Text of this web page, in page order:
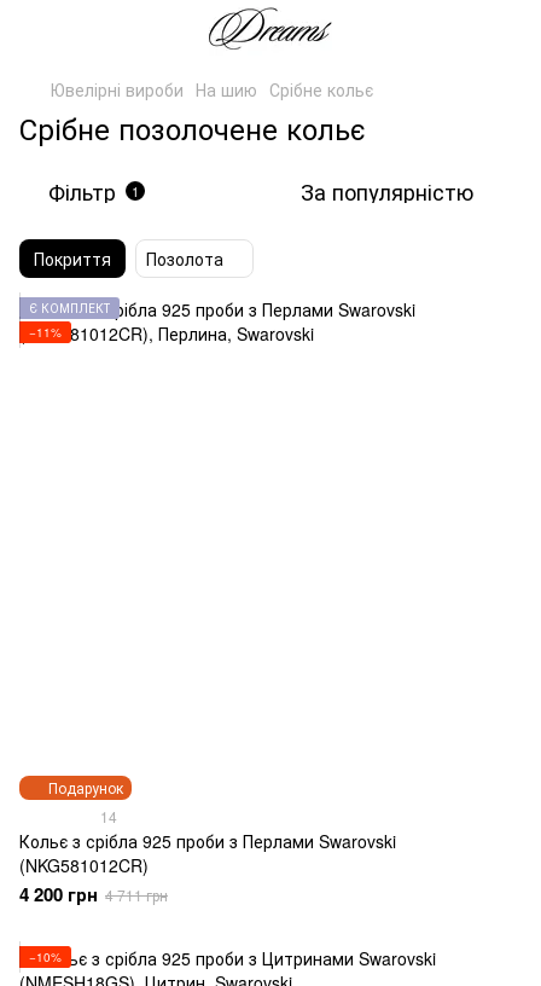
Ювелірні вироби На шию Срібне кольє
Срібне позолочене кольє
Фільтр 1 За популярністю
Покриття Позолота
Подарунок
Є КОМПЛЕКТ
−11%
14
Кольє з срібла 925 проби з Перлами Swarovski
(NKG581012CR)
4 200 грн 4 711 грн
−10%